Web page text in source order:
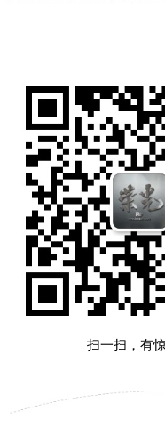
扫一扫，有